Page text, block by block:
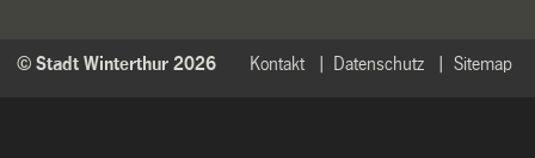
Sitemap
Datenschutz
Kontakt
© Stadt Winterthur 2026